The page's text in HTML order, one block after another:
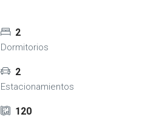
2
Dormitorios
2
Estacionamientos
120